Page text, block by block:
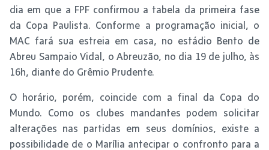
dia em que a FPF confirmou a tabela da primeira fase
da Copa Paulista. Conforme a programação inicial, o
MAC fará sua estreia em casa, no estádio Bento de
Abreu Sampaio Vidal, o Abreuzão, no dia 19 de julho, às
16h, diante do Grêmio Prudente.
O horário, porém, coincide com a final da Copa do
Mundo. Como os clubes mandantes podem solicitar
alterações nas partidas em seus domínios, existe a
possibilidade de o Marília antecipar o confronto para a